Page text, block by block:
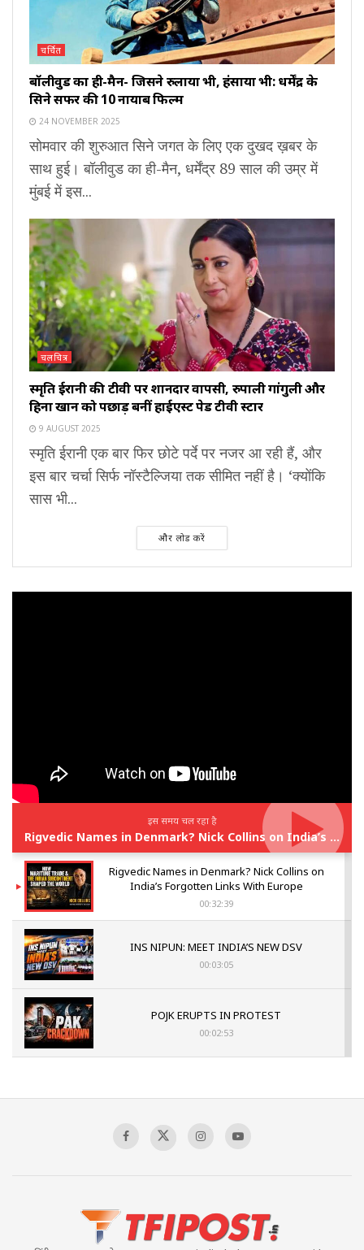
चर्चित
बॉलीवुड का ही-मैन- जिसने रुलाया भी, हंसाया भी: धर्मेंद्र के
सिने सफर की 10 नायाब फिल्में
24 NOVEMBER 2025
सोमवार की शुरुआत सिने जगत के लिए एक दुखद ख़बर के
साथ हुई। बॉलीवुड का ही-मैन, धर्मेंद्र 89 साल की उम्र में
मुंबई में इस...
चलचित्र
स्मृति ईरानी की टीवी पर शानदार वापसी, रुपाली गांगुली और
हिना खान को पछाड़ बनीं हाईएस्ट पेड टीवी स्टार
9 AUGUST 2025
स्मृति ईरानी एक बार फिर छोटे पर्दे पर नजर आ रही हैं, और
इस बार चर्चा सिर्फ नॉस्टैल्जिया तक सीमित नहीं है। ‘क्योंकि
सास भी...
और लोड करें
इस समय चल रहा है
Rigvedic Names in Denmark? Nick Collins on India’s Forgotten Links With Europe
Rigvedic Names in Denmark? Nick Collins on
India’s Forgotten Links With Europe
00:32:39
INS NIPUN: MEET INDIA’S NEW DSV
00:03:05
POJK ERUPTS IN PROTEST
00:02:53
Sagar